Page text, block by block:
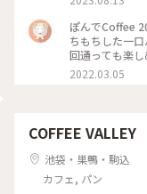
ズ、シナモン
さんが並んで
もあってか？
でいるポンデ
ぽんでCoffee
ちもちした一
回通っても楽
す。 #池袋 #カ
2022.03.05
COFFEE VALLEY
池袋・巣鴨・駒込
カフェ, パン